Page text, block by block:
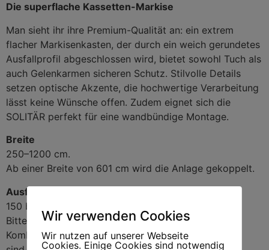
Die superflache Kassetten-Markise
Man sieht ihr ihre Premium-Qualität an: ein extrem
flacher Markisenkasten, der durch ein weich gerundetes
Ausfallprofil abgeschlossen wird, bietet sowohl Tuch als
auch Gelenkarmen sicheren Schutz. Stilvolle Details
setzen optische Akzente, die hochwertige Verarbeitung
lässt keine Wünsche offen. Zudem eignet sich die
SOLITÄR perfekt für eine wandbündige Montage.
Breite
250–1200 cm.
Ab einer Breite von 601 cm wird die Anlage gekoppelt.
Ausfall
150 bis 350 cm
Bitte erfragen Sie bei Ihrem Fachhändler, welche
Kombinationen zwischen Breite und Ausfall möglich
Wir verwenden Cookies
Wir nutzen auf unserer Webseite
Cookies. Einige Cookies sind notwendig